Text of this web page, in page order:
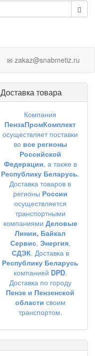
zakaz@snabmetiz.ru
Доставка товара
Компания
ПензаПромКомплект
осуществляет поставки
во все регионы
Российской
Федерации, а также в
Республику Беларусь.
Доставка товаров в
регионы России
осуществляется
транспортными
компаниями Деловые
Линии, Байкал
Сервис, Энергия,
СДЭК. Доставка в
Республику Беларусь
компанией DPD.
Доставка по городу
Пензе и Пензенской
области своим
транспортом.